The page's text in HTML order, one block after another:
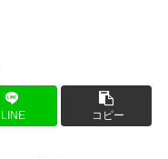
LINE コピー